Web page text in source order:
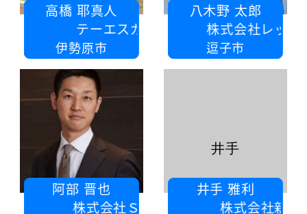
高橋 耶真人
テーエスガス株式会社
伊勢原市
八木野 太郎
株式会社レックミュージシャン
逗子市
阿部 晋也
式会社ＳＹＮＲＩＤＥ
井手 雅利
株式会社新光吹付塗装
井手